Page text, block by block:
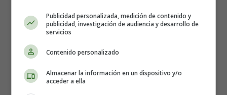
Es importante destacar que no todas las personas con SW
síntomas puede variar de una persona a otra.
¿Cómo se diagnostica el
Publicidad personalizada, medición de contenido y
publicidad, investigación de audiencia y desarrollo de
servicios
Contenido personalizado
Almacenar la información en un dispositivo y/o
acceder a ella